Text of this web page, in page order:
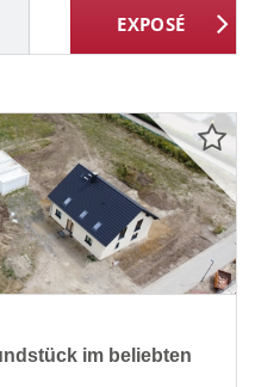
im beliebten